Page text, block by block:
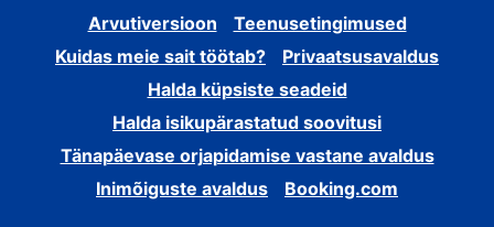
Arvutiversioon
Teenusetingimused
Kuidas meie sait töötab?
Privaatsusavaldus
Halda küpsiste seadeid
Halda isikupärastatud soovitusi
Tänapäevase orjapidamise vastane avaldus
Inimõiguste avaldus
Booking.com